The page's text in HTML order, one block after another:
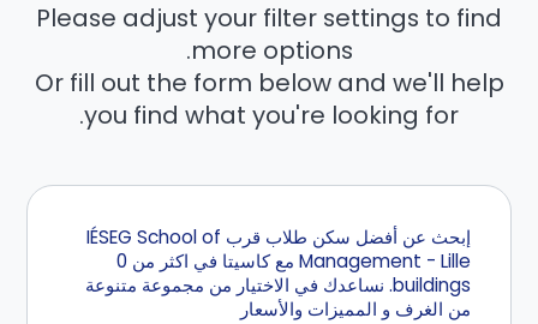
Please adjust your filter settings to find
more options.
Or fill out the form below and we'll help
you find what you're looking for.
إبحث عن أفضل سكن طلاب قرب IÉSEG School of
Management - Lille مع كاسيتا في اكثر من 0
buildings. نساعدك في الاختيار من مجموعة متنوعة
من الغرف و المميزات والأسعار